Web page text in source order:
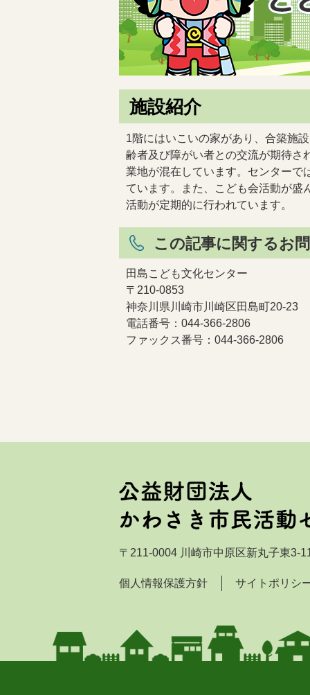
施設紹介
1階にはいこいの家があり、合築施
齢者及び障がい者との交流が期待さ
業地が混在しています。センターで
ています。また、こども会活動が盛
活動が定期的に行われています。
この記事に関するお
田島こども文化センター
〒210-0853
神奈川県川崎市川崎区田島町20-23
電話番号：044-366-2806
ファックス番号：044-366-2806
〒211-0004 川崎市中原区新丸子東3-
個人情報保護方針 サイトポリシ